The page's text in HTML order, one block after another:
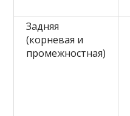
Задняя
(корневая и
промежностная)